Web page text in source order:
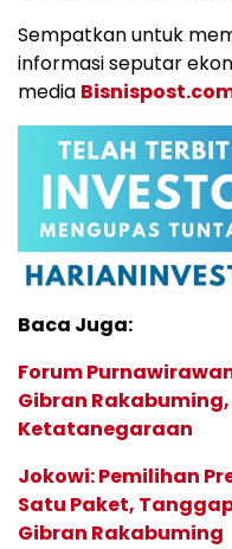
Sempatkan untuk
informasi seputar
media
Baca Juga:
Forum
Gibran
Ketatanegaraan
Jokowi: Pemilihan
Satu Paket,
Gibran Rakabuming